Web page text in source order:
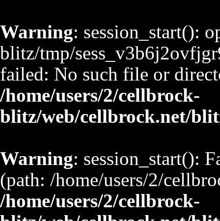
Warning: session_start():
blitz/tmp/
failed: No such file or
/home/users/2/cellbrock-
blitz/web/cellbrock.net/
Warning: session_start():
(path: /home/users/2/
/home/users/2/cellbrock-